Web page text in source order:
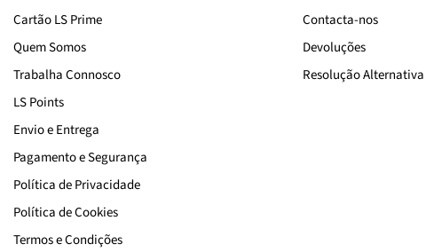
Cartão LS Prime
Quem Somos
Trabalha Connosco
LS Points
Envio e Entrega
Pagamento e Segurança
Política de Privacidade
Política de Cookies
Termos e Condições
Contacta-nos
Devoluções
Resolução